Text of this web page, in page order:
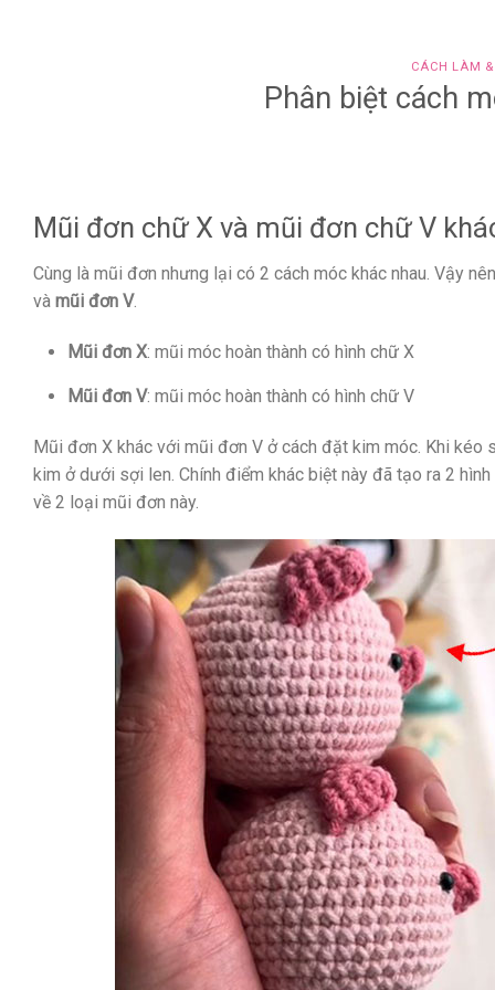
CÁCH LÀM
Phân biệt cách
Mũi đơn chữ X và mũi đơn chữ V
Cùng là mũi đơn nhưng lại có 2 cách móc khác nhau. Vậy
và mũi đơn V.
Mũi đơn X: mũi móc hoàn thành có hình chữ X
Mũi đơn V: mũi móc hoàn thành có hình chữ V
Mũi đơn X khác với mũi đơn V ở cách đặt kim móc. Khi
kim ở dưới sợi len. Chính điểm khác biệt này đã tạo ra 2
về 2 loại mũi đơn này.